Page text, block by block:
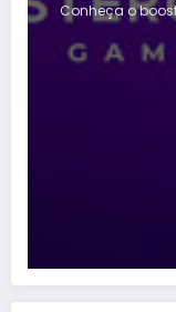
Conheça o